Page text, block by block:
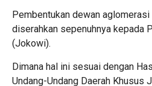
Pembentukan dewan aglomerasi
diserahkan sepenuhnya kepada
(Jokowi).
Dimana hal ini sesuai dengan
Undang-Undang Daerah Khusus